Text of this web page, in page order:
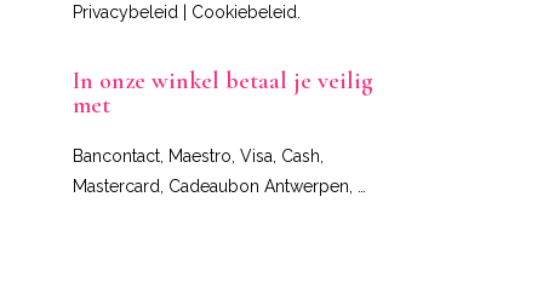
Privacybeleid
Cookiebeleid
In onze winkel betaal je veilig
met
Bancontact, Maestro, Visa, Cash,
Mastercard, Cadeaubon Antwerpen, …